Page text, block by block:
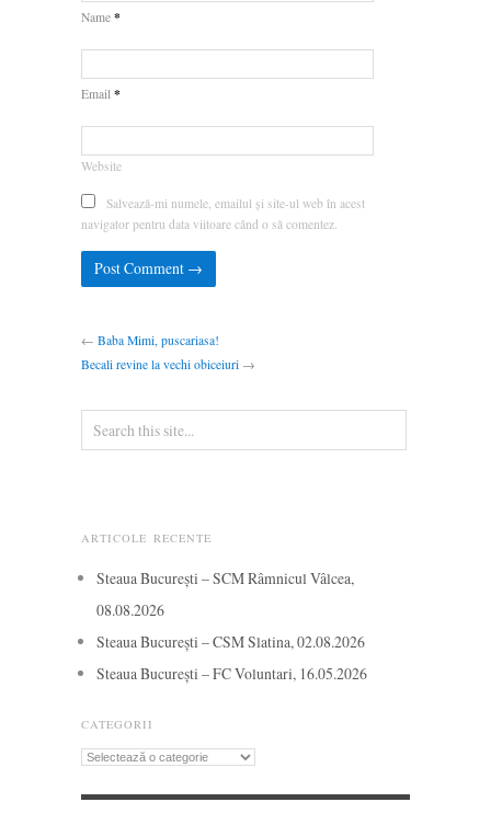
Name *
Email *
Website
Salvează-mi numele, emailul și site-ul web în acest
navigator pentru data viitoare când o să comentez.
← Baba Mimi, puscariasa!
Becali revine la vechi obiceiuri →
ARTICOLE RECENTE
Steaua București – SCM Râmnicul Vâlcea,
08.08.2026
Steaua București – CSM Slatina, 02.08.2026
Steaua București – FC Voluntari, 16.05.2026
CATEGORII
Categorii